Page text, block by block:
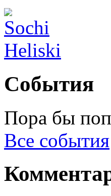
События
Пора бы
Все события